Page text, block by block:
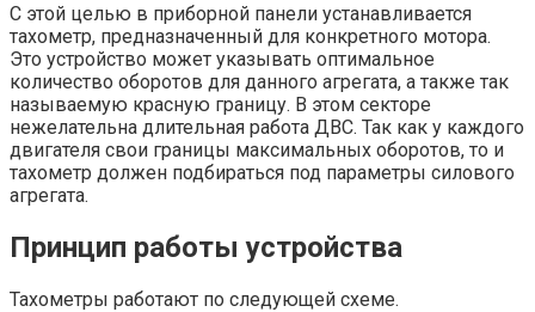
С этой целью в приборной панели устанавливается
тахометр, предназначенный для конкретного мотора.
Это устройство может указывать оптимальное
количество оборотов для данного агрегата, а также так
называемую красную границу. В этом секторе
нежелательна длительная работа ДВС. Так как у каждого
двигателя свои границы максимальных оборотов, то и
тахометр должен подбираться под параметры силового
агрегата.
Принцип работы устройства
Тахометры работают по следующей схеме.